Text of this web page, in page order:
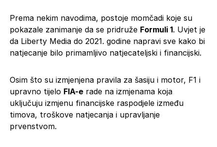
Prema nekim navodima, postoje momčadi koje su
pokazale zanimanje da se pridruže Formuli 1. Uvjet je
da Liberty Media do 2021. godine napravi sve kako bi
natjecanje bilo primamljivo natjecateljski i financijski.
Osim što su izmjenjena pravila za šasiju i motor, F1 i
upravno tijelo FIA-e rade na izmjenama koja
uključuju izmjenu financijske raspodjele između
timova, troškove natjecanja i upravljanje
prvenstvom.